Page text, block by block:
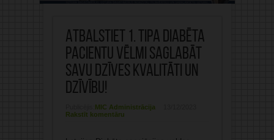
Atbalstiet 1. tipa diabēta
pacientu vēlmi saglabāt
savu dzīves kvalitāti un
dzīvību!
MIC Administrācija
Rakstīt komentāru